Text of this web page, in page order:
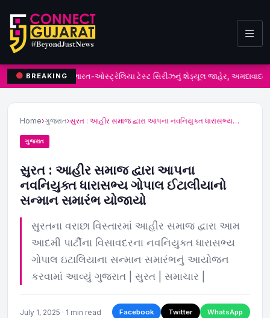
BREAKING ભારત-ઓસ્ટ્રેલિયા ટેસ્ટ સિરીઝનું શેડ્યૂલ જાહેર,
Home›ગુજરાત›સુરત : આહીર સમાજ દ્વારા આપના નવનિયુક્ત ધારાસભ્ય…
ગુજરાત
સુરત : આહીર સમાજ દ્વારા આપના
નવનિયુક્ત ધારાસભ્ય ગોપાલ ઈટાલીયાનો
સન્માન સમારંભ યોજાયો
સુરતના વરાછા વિસ્તારમાં આહીર સમાજ દ્વારા આમ
આદમી પાર્ટીના વિસાવદરના નવનિયુક્ત ધારાસભ્ય
ગોપાલ ઇટાલિયાના સન્માન સમારંભનું આયોજન
કરવામાં આવ્યું ગુજરાત | સુરત | સમાચાર |
July 1, 2025 · 1 min read Facebook Twitter WhatsApp